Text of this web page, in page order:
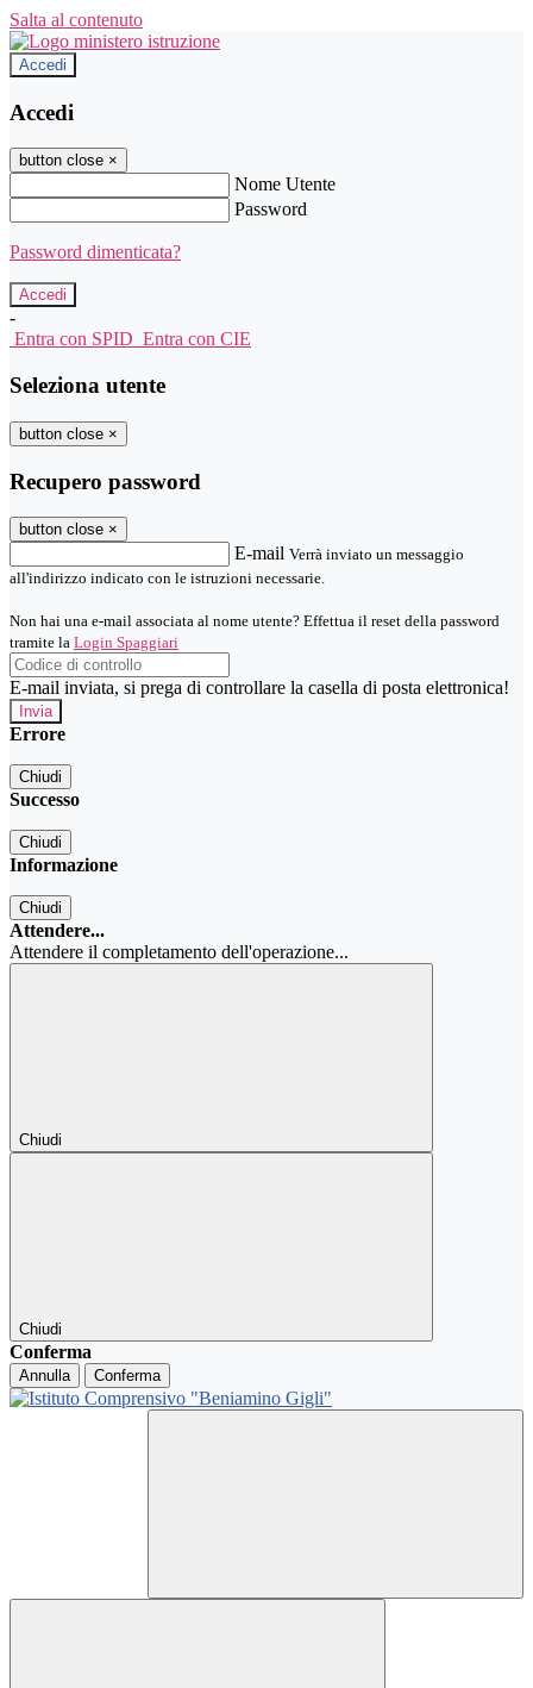
Salta al contenuto
Accedi
Accedi
button close ×
Nome Utente
Password
Password dimenticata?
-
Entra con SPID Entra con CIE
Seleziona utente
button close ×
Recupero password
button close ×
E-mail Verrà inviato un messaggio
all'indirizzo indicato con le istruzioni necessarie.
Non hai una e-mail associata al nome utente? Effettua il reset della password
tramite la Login Spaggiari
E-mail inviata, si prega di controllare la casella di posta elettronica!
Errore
Chiudi
Successo
Chiudi
Informazione
Chiudi
Attendere...
Attendere il completamento dell'operazione...
Chiudi
Chiudi
Conferma
Annulla Conferma